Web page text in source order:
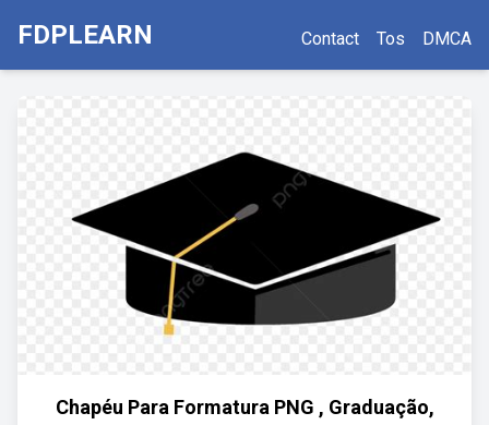
FDPLEARN Contact Tos DMCA
Chapéu Para Formatura PNG , Graduação,